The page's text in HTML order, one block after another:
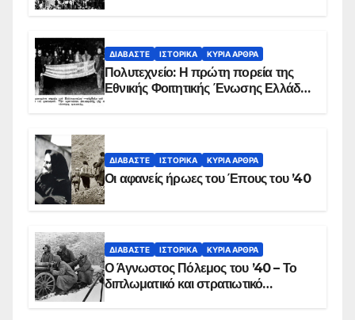
ΔΙΑΒΆΣΤΕ ΙΣΤΟΡΙΚΆ ΚΥΡΙΑ ΑΡΘΡΑ
Πολυτεχνείο: Η πρώτη πορεία της
Εθνικής Φοιτητικής Ένωσης Ελλάδος
ΔΙΑΒΆΣΤΕ ΙΣΤΟΡΙΚΆ ΚΥΡΙΑ ΑΡΘΡΑ
Οι αφανείς ήρωες του Έπους του ’40
ΔΙΑΒΆΣΤΕ ΙΣΤΟΡΙΚΆ ΚΥΡΙΑ ΑΡΘΡΑ
Ο Άγνωστος Πόλεμος του ’40 – Το
διπλωματικό και στρατιωτικό